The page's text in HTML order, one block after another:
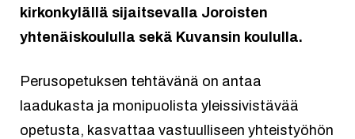
kirkonkylällä sijaitsevalla Joroisten
yhtenäiskoululla sekä Kuvansin koululla.
Perusopetuksen tehtävänä on antaa
laadukasta ja monipuolista yleissivistävää
opetusta, kasvattaa vastuulliseen yhteistyöhön